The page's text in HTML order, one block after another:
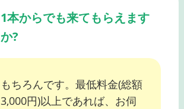
1本からでも来てもらえます
か?
もちろんです。最低料金(総額
3,000円)以上であれば、お伺